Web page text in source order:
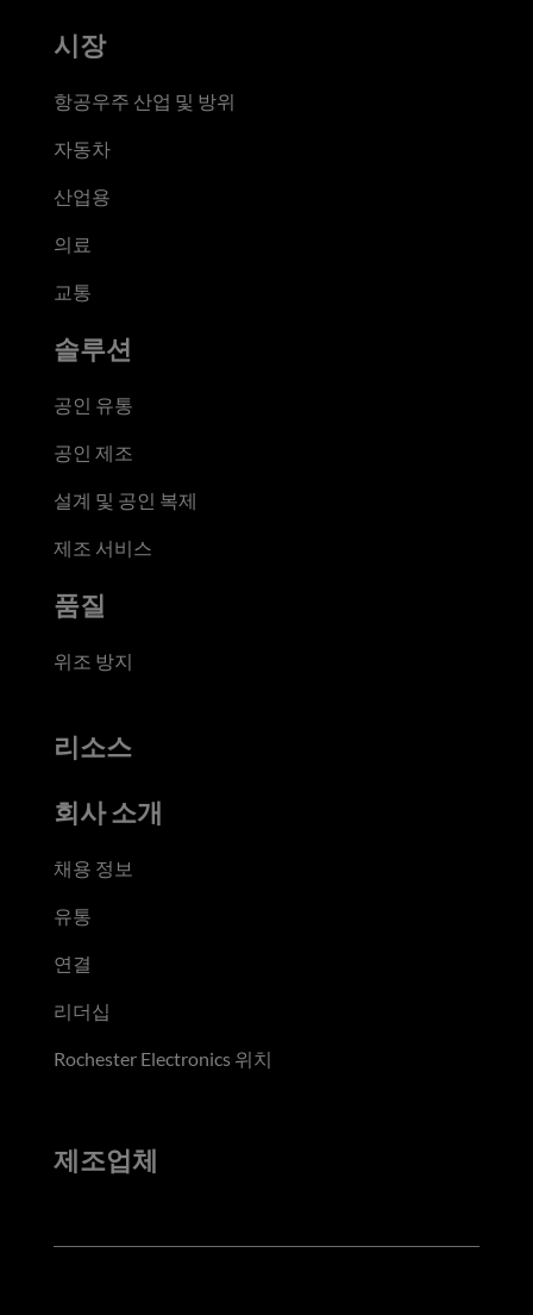
시장
항공우주 산업 및 방위
자동차
산업용
의료
교통
솔루션
공인 유통
공인 제조
설계 및 공인 복제
제조 서비스
품질
위조 방지
리소스
회사 소개
채용 정보
유통
연결
리더십
Rochester Electronics 위치
제조업체